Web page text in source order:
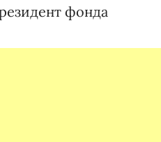
фонда